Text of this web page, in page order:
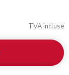
TVA incluse